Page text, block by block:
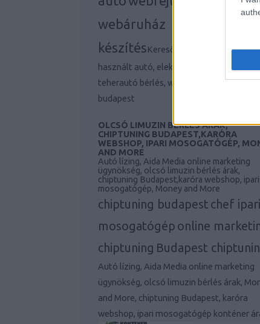
webáruház
készítésKeresőmarketing
használt autó, elektromos autó, Iphone
teherautó bérlés, webfejlesztés, agency
budapest
OLCSÓ LIMUZIN BÉRLÉS ÁRAK,
CHIPTUNING BUDAPEST,KARÓRA
WEBSHOP, IPARI MOSOGATÓGÉP,
AND MORE
Autó lízing, Aida Media online marketing
ügynökség, olcsó limuzin bérlés árak,
chiptuning Budapest,karóra webshop, ipari
mosogatógép, Money and More
chiptuning budapest chef ipari
mosogatógép online
chiptuning Budapest
Autó lízing, Aida Media online marketing
ügynökség, olcsó limuzin bérlés árak,
and More, chiptuning Budapest, karóra
webshop, ipari mosogatógép konténer